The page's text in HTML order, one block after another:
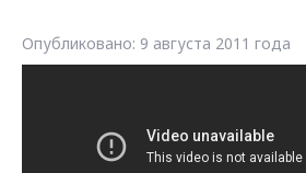
Опубликовано: 9 августа 2011 года